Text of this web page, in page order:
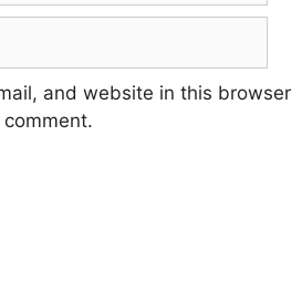
and website in this browser